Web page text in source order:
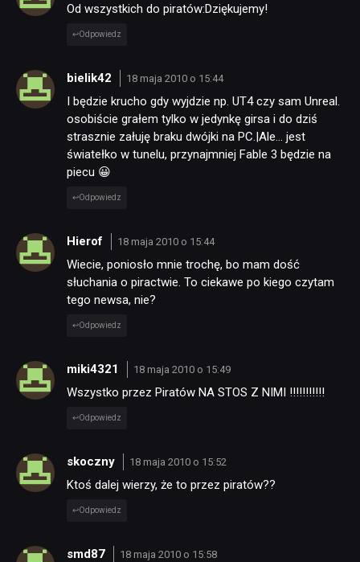
Od wszystkich do piratów:Dziękujemy!
Odpowiedz
bielik42 18 maja 2010 o 15:44
I będzie krucho gdy wyjdzie np. UT4 czy sam Unreal.
osobiście grałem tylko w jedynkę girsa i do dziś
strasznie załuję braku dwójki na PC.|Ale… jest
światełko w tunelu, przynajmniej Fable 3 będzie na
piecu 😀
Odpowiedz
Hierof 18 maja 2010 o 15:44
Wiecie, poniosło mnie trochę, bo mam dość
słuchania o piractwie. To ciekawe po kiego czytam
tego newsa, nie?
Odpowiedz
miki4321 18 maja 2010 o 15:49
Wszystko przez Piratów NA STOS Z NIMI !!!!!!!!!!!
Odpowiedz
skoczny 18 maja 2010 o 15:52
Ktoś dalej wierzy, że to przez piratów??
Odpowiedz
smd87 18 maja 2010 o 15:58